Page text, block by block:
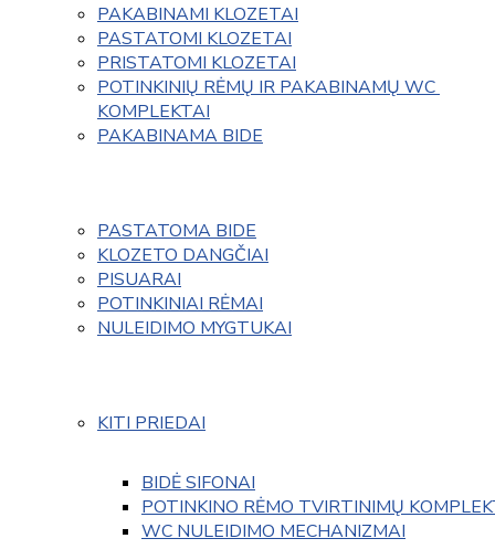
PAKABINAMI KLOZETAI
PASTATOMI KLOZETAI
PRISTATOMI KLOZETAI
POTINKINIŲ RĖMŲ IR PAKABINAMŲ WC
KOMPLEKTAI
PAKABINAMA BIDE
PASTATOMA BIDE
KLOZETO DANGČIAI
PISUARAI
POTINKINIAI RĖMAI
NULEIDIMO MYGTUKAI
KITI PRIEDAI
BIDĖ SIFONAI
POTINKINO RĖMO TVIRTINIMŲ
WC NULEIDIMO MECHANIZMAI